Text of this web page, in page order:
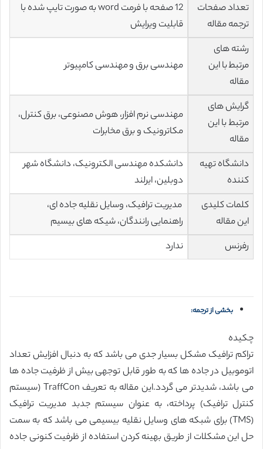
تعداد صفحات
ترجمه مقاله
12 صفحه با فرمت word به صورت تایپ شده با
قابلیت ویرایش
رشته های
مرتبط با این
مقاله
مهندسی برق و مهندسی کامپیوتر
گرایش های
مرتبط با این
مقاله
مهندسی نرم افزار، هوش مصنوعی، برق کنترل،
مکاترونیک و برق مخابرات
دانشگاه تهیه
کننده
دانشکده مهندسی الکترونیک، دانشگاه شهر
دوبلین، ایرلند
کلمات کلیدی
این مقاله
مدیریت ترافیک، وسایل نقلیه جاده ای،
راهنمایی رانندگان، شیکه های بیسیم
رفرنس
ندارد
بخشی از ترجمه:
چکیده
تراکم ترافیک مشکل بسیار جدی می باشد که به دنبال افزایش تعداد
اتوموبیل در جاده ها که به طور قابل توجهی بیش از ظرفیت جاده ها
می باشد، شدیدتر می گردد.این مقاله به تعریف TraffCon (سیستم
کنترل ترافیک) پرداخته، به عنوان سیستم جدبد مدیریت ترافیک
(TMS) برای شبکه های وسایل نقلیه بیسیمی می باشد که به سمت
حل این مشکلات از طریق بهینه کردن استفاده از ظرفیت کنونی جاده